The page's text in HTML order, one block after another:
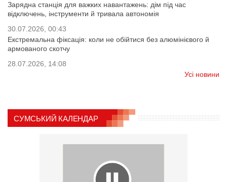
Зарядна станція для важких навантажень: дім під час
відключень, інструменти й тривала автономія
30.07.2026, 00:43
Екстремальна фіксація: коли не обійтися без алюмінієвого й
армованого скотчу
28.07.2026, 14:08
Усі новини
СУМСЬКИЙ КАЛЕНДАР